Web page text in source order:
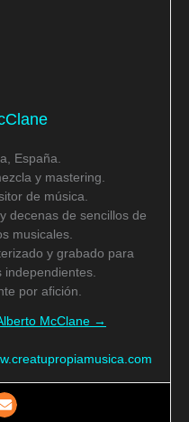
España.
y mastering.
de música.
decenas de sencillos de
musicales.
y grabado para
por afición.
McClane →